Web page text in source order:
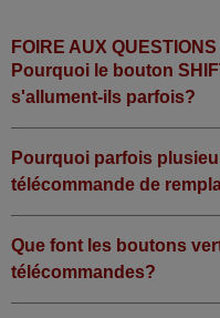
FOIRE AUX QUESTIONS
Pourquoi le bouton
s'allument-ils parfois?
Pourquoi parfois
télécommande de
Que font les boutons
télécommandes?